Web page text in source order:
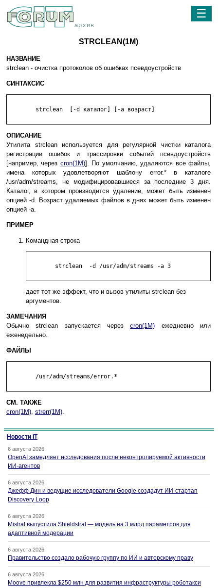
архив
☰
STRCLEAN(1M)
НАЗВАНИЕ
strclean - очистка протоколов об ошибках псевдоустройств
СИНТАКСИС
ОПИСАНИЕ
Утилита strclean используется для регулярной чистки каталога
регистрации ошибок и трассировки событий псевдоустройств
[например, через cron(1M)]. По умолчанию, удаляются все файлы,
имена которых удовлетворяют шаблону error.* в каталоге
/usr/adm/streams, не модифицировавшиеся за последние 3 дня.
Каталог, в котором производится удаление, может быть изменен
опцией -d. Возраст удаляемых файлов в днях может быть изменен
опцией -a.
ПРИМЕР
Командная строка
дает тот же эффект, что и вызов утилиты strclean без
аргументов.
ЗАМЕЧАНИЯ
Обычно strclean запускается черезcron(1M) ежедневно или
еженедельно.
ФАЙЛЫ
СМ. ТАКЖЕ
cron(1M), strerr(1M).
Новости IT
6 августа 2026
OpenAI замедляет исследования после неконтролируемой активности
ИИ-агентов
6 августа 2026
Джефф Дин и ведущие исследователи Google создадут ИИ-стартап
Discovery Loop
6 августа 2026
Mistral выпустила Shieldstral — модель на 3 млрд параметров для
адаптивной модерации
6 августа 2026
Правительство создало рабочую группу по ИИ и авторскому праву
6 августа 2026
Moove привлекла $250 млн для развития инфраструктуры роботакси